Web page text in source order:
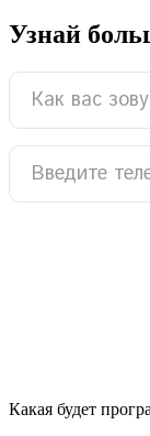
Узнай
Какая будет